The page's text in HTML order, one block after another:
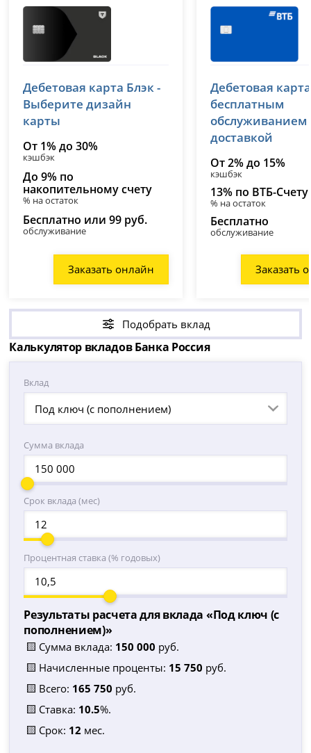
лицензия № 2673
Дебетовая карта Блэк -
Выберите дизайн
карты
От 1% до 30%
кэшбэк
До 9% по
накопительному счету
% на остаток
Бесплатно или 99 руб.
обслуживание
Заказать онлайн
лицензия № 1000
Дебетовая
бесплатным
обслуживанием
доставкой
От 2% до 15%
кэшбэк
13% по ВТБ-Счету
% на остаток
Бесплатно
обслуживание
Заказать
Подобрать вклад
Калькулятор вкладов Банка Россия
Вклад
Под ключ (с пополнением)
Сумма вклада
Срок вклада (мес)
Процентная ставка (% годовых)
Результаты расчета для вклада «Под ключ (с
пополнением)»
🟨 Сумма вклада: 150 000 руб.
🟨 Начисленные проценты: 15 750 руб.
🟨 Всего: 165 750 руб.
🟨 Ставка: 10.5%.
🟨 Срок: 12 мес.